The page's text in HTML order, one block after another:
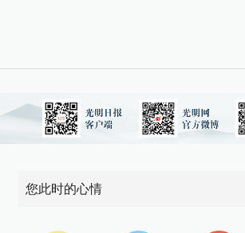
您此时的心情